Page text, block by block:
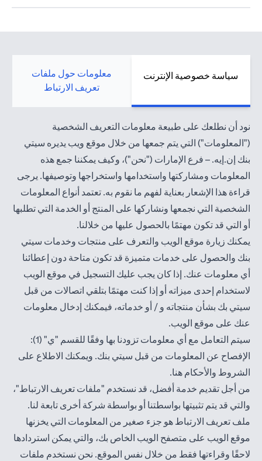
سياسة خصوصية الإنترنت
معلومات حول ملفات
تعريف الارتباط
نود أن نطلعك على طبيعة معلومات التعريف الشخصية
("المعلومات") التي يتم جمعها من خلال موقع ويب يديره سيتي
بنك إن.إيه. – فرع الإمارات ("نحن")، وكيف يمكننا جمع هذه
المعلومات ومشاركتها واستخدامها واستخراجها وتوصيفها. يرجى
قراءة هذا الإشعار بعناية لفهم ما نقوم به. تعتمد أنواع المعلومات
الشخصية التي نجمعها ونشاركها على المنتج أو الخدمة التي تطلبها
أو التي قد تكون مهتمًا بالحصول عليها من خلالنا.
يمكنك زيارة موقع الويب والتعرف على منتجات وخدمات سيتي
بنك والحصول على خدمات متميزة قد تكون متاحة دون إعطائنا
أي معلومات عنك. إذا كان يجب عليك التسجيل في موقع الويب
لاستخدام إحدى ميزاته أو إذا كنت مهتمًا بتلقي اتصالات من قبل
سيتي بك بشأن منتجاته و / أو خدماته، فيمكنك إدخال معلومات
عنك على موقع الويب.
سيتم التعامل مع أي معلومات تزودنا بها وفقًا للقسم "ي" (1):
الإفصاح عن المعلومات من قبل سيتي بنك. ويمكنك الاطلاع على
الشروط والأحكام هنا(opens in a new tab).
من أجل تقديم خدمة أفضل، قد نستخدم "ملفات تعريف الارتباط"،
والتي قد يتم تثبيتها بواسطتنا أو بواسطة شركة أخرى تابعة لنا.
ملف تعريف الارتباط هو جزء صغير من المعلومات التي يخزنها
موقع الويب على متصفح الويب الخاص بك، والتي يمكن استردادها
لاحقًا وقراءتها فقط من خلال نفس الموقع. نحن نستخدم ملفات